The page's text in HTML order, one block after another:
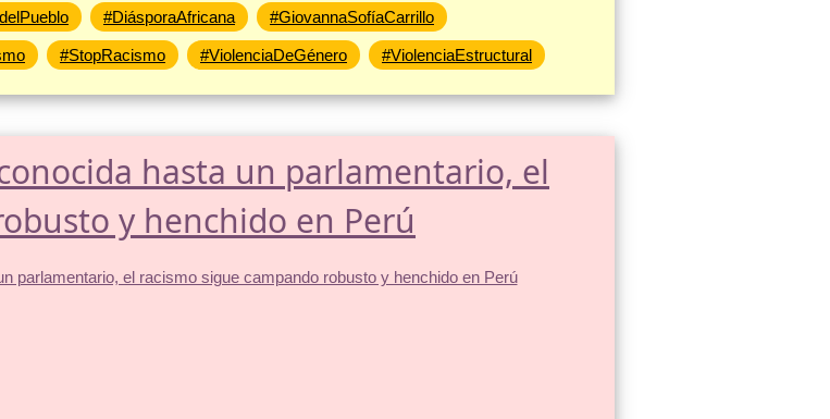
#DiásporaAfricana #GiovannaSofíaCarrillo
#StopRacismo #ViolenciaDeGénero #ViolenciaEstructural
hasta un parlamentario, el
y henchido en Perú